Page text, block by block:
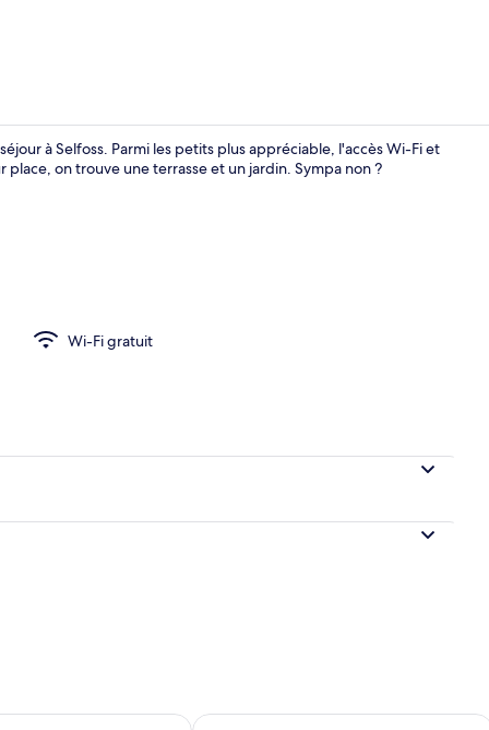
Studio, 1
à Selfoss. Parmi les petits plus appréciable, l'accès Wi-Fi et
on trouve une terrasse et un jardin. Sympa non ?
Wi-Fi gratuit
pour demain août 6 - août 7Vérifier la disponibilité pour ce week-